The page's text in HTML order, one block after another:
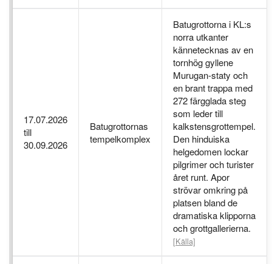
17.07.2026
till
30.09.2026
Batugrottornas
tempelkomplex
Batugrottorna i KL:s
norra utkanter
kännetecknas av en
tornhög gyllene
Murugan-staty och
en brant trappa med
272 färgglada steg
som leder till
kalkstensgrottempel.
Den hinduiska
helgedomen lockar
pilgrimer och turister
året runt. Apor
strövar omkring på
platsen bland de
dramatiska klipporna
och grottgallerierna.
[Källa]